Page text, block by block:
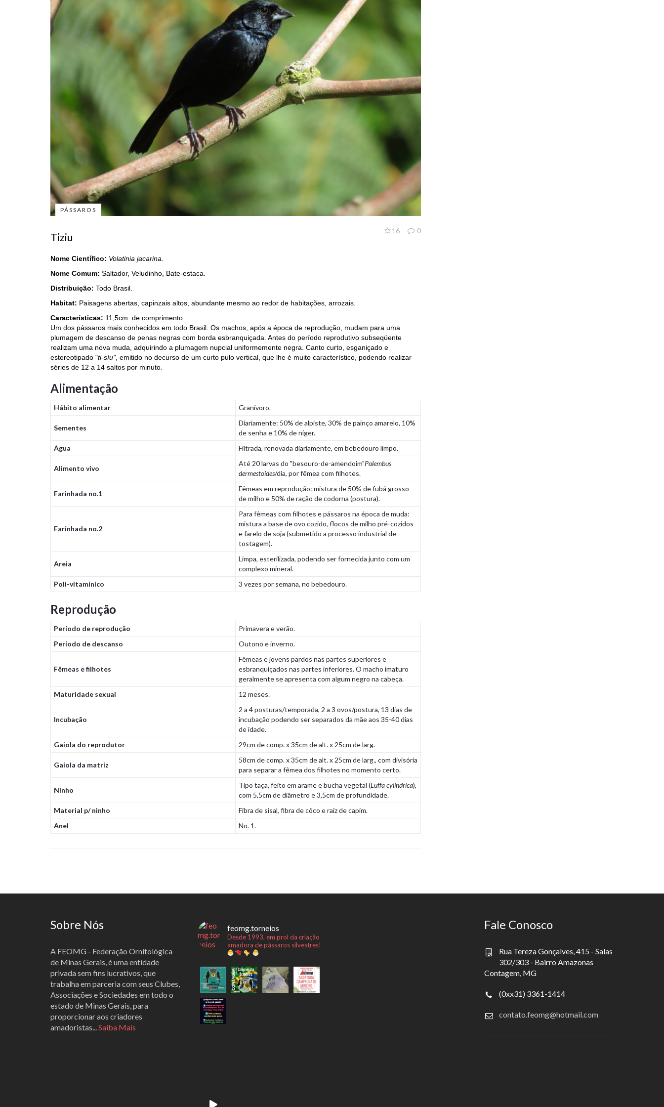
PÁSSAROS
0
16
Tiziu
Nome Científico: Volatinia jacarina.
Nome Comum: Saltador, Veludinho, Bate-estaca.
Distribuição: Todo Brasil.
Habitat: Paisagens abertas, capinzais altos, abundante mesmo ao redor de habitações, arrozais.
Características: 11,5cm. de comprimento.
Um dos pássaros mais conhecidos em todo Brasil. Os machos, após a época de reprodução, mudam para uma
plumagem de descanso de penas negras com borda esbranquiçada. Antes do período reprodutivo subseqüente
realizam uma nova muda, adquirindo a plumagem nupcial uniformemente negra. Canto curto, esganiçado e
estereotipado "ti-síu", emitido no decurso de um curto pulo vertical, que lhe é muito característico, podendo realizar
séries de 12 a 14 saltos por minuto.
Alimentação
Hábito alimentar Granívoro.
Sementes
Diariamente: 50% de alpiste, 30% de painço amarelo, 10%
de senha e 10% de níger.
Água
Filtrada, renovada diariamente, em bebedouro limpo.
Alimento vivo
Até 20 larvas do "besouro-de-amendoim"Palembus
dermestoides/dia, por fêmea com filhotes.
Farinhada no.1
Fêmeas em reprodução: mistura de 50% de fubá grosso
de milho e 50% de ração de codorna (postura).
Farinhada no.2
Para fêmeas com filhotes e pássaros na época de muda:
mistura a base de ovo cozido, flocos de milho pré-cozidos
e farelo de soja (submetido a processo industrial de
tostagem).
Areia
Limpa, esterilizada, podendo ser fornecida junto com um
complexo mineral.
Poli-vitamínico
3 vezes por semana, no bebedouro.
Reprodução
Período de reprodução
Primavera e verão.
Período de descanso
Outono e inverno.
Fêmeas e filhotes
Fêmeas e jovens pardos nas partes superiores e
esbranquiçados nas partes inferiores. O macho imaturo
geralmente se apresenta com algum negro na cabeça.
Maturidade sexual
12 meses.
Incubação
2 a 4 posturas/temporada, 2 a 3 ovos/postura, 13 dias de
incubação podendo ser separados da mãe aos 35-40 dias
de idade.
Gaiola do reprodutor
29cm de comp. x 35cm de alt. x 25cm de larg.
Gaiola da matriz
58cm de comp. x 35cm de alt. x 25cm de larg., com divisória
para separar a fêmea dos filhotes no momento certo.
Ninho
Tipo taça, feito em arame e bucha vegetal (Luffa cylindrica),
com 5,5cm de diâmetro e 3,5cm de profundidade.
Material p/ ninho
Fibra de sisal, fibra de côco e raíz de capim.
Anel
No. 1.
Sobre Nós
A FEOMG - Federação Ornitológica
de Minas Gerais, é uma entidade
privada sem fins lucrativos, que
trabalha em parceria com seus Clubes,
Associações e Sociedades em todo o
estado de Minas Gerais, para
proporcionar aos criadores
amadoristas...Saiba Mais
feomg.torneios
Desde 1993, em prol da criação
amadora de pássaros silvestres!
Fale Conosco
Rua Tereza Gonçalves, 415 - Salas
302/303 - Bairro Amazonas
Contagem, MG
(0xx31) 3361-1414
contato.feomg@hotmail.com